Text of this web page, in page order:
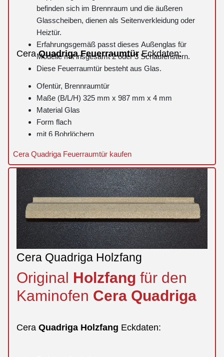
befinden sich im Brennraum und die äußeren
Glasscheiben, dienen als Seitenverkleidung oder
Heiztür.
Erfahrungsgemäß passt dieses Außenglas für
Modelle mit insgesamt 2 oder 3 Schaufenstern.
Diese Feuerraumtür besteht aus Glas.
CeraQuadriga FeuerraumtürEckdaten:
Ofentür, Brennraumtür
Maße (B/L/H) 325 mm x 987 mm x 4 mm
Material Glas
Form flach
mit 6 Bohrlöchern
Cera Quadriga Feuerraumtür kaufen
Cera Quadriga Holzfang
Original Holzfang für den
Kaminofen Cera Quadriga
Cera Quadriga Holzfang Eckdaten: